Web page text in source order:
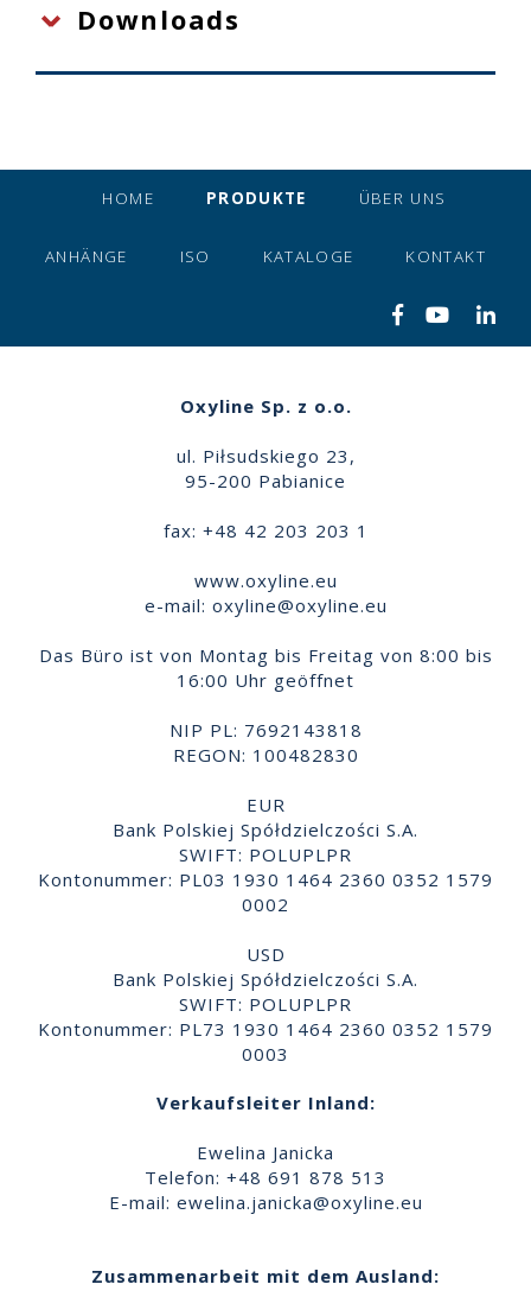
Downloads
HOME PRODUKTE ÜBER UNS
ANHÄNGE ISO KATALOGE KONTAKT
Oxyline Sp. z o.o.
ul. Piłsudskiego 23,
95-200 Pabianice
fax: +48 42 203 203 1
www.oxyline.eu
e-mail: oxyline@oxyline.eu
Das Büro ist von Montag bis Freitag von 8:00 bis
16:00 Uhr geöffnet
NIP PL: 7692143818
REGON: 100482830
EUR
Bank Polskiej Spółdzielczości S.A.
SWIFT: POLUPLPR
Kontonummer: PL03 1930 1464 2360 0352 1579
0002
USD
Bank Polskiej Spółdzielczości S.A.
SWIFT: POLUPLPR
Kontonummer: PL73 1930 1464 2360 0352 1579
0003
Verkaufsleiter Inland:
Ewelina Janicka
Telefon: +48 691 878 513
E-mail: ewelina.janicka@oxyline.eu
Zusammenarbeit mit dem Ausland: